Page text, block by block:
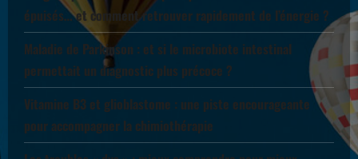
épuisés… et comment retrouver rapidement de l’énergie ?
Maladie de Parkinson : et si le microbiote intestinal
permettait un diagnostic plus précoce ?
Vitamine B3 et glioblastome : une piste encourageante
pour accompagner la chimiothérapie